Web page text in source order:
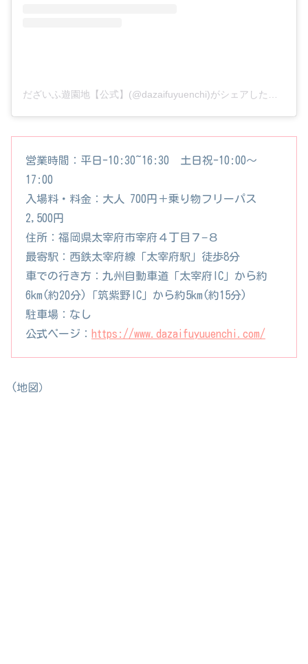
だざいふ遊園地【公式】(@dazaifuyuenchi)がシェアした投稿
営業時間：平日-10:30~16:30 土日祝-10:00～
17:00
入場料・料金：大人 700円＋乗り物フリーパス
2,500円
住所：福岡県太宰府市宰府４丁目７−８
最寄駅：西鉄太宰府線「太宰府駅」徒歩8分
車での行き方：九州自動車道「太宰府IC」から約
6km(約20分)「筑紫野IC」から約5km(約15分)
駐車場：なし
公式ページ： https://www.dazaifuyuuenchi.com/
(地図）